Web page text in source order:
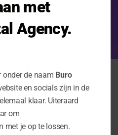
met
Agency.
onder de naam Buro
en socials zijn in de
klaar. Uiteraard
om
met je op te lossen.